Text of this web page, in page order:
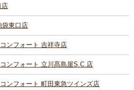
店
袋東口店
ンフォート 吉祥寺店
ンフォート 立川髙島屋S.C.店
ンフォート 町田東急ツインズ店